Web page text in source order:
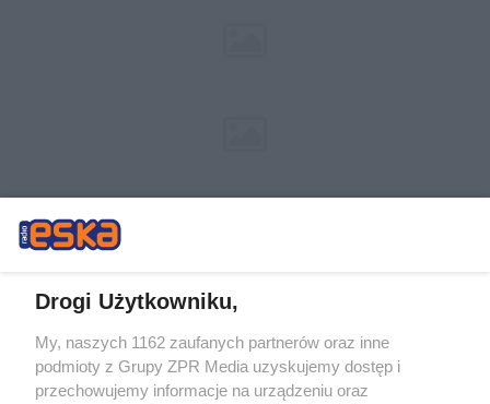
Drogi Użytkowniku,
My, naszych 1162 zaufanych partnerów oraz inne
podmioty z Grupy ZPR Media uzyskujemy dostęp i
przechowujemy informacje na urządzeniu oraz